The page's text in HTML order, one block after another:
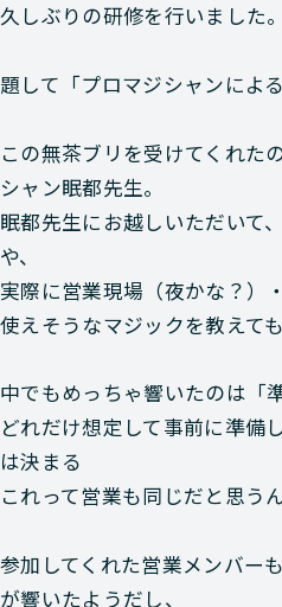
久しぶりの研修を行いました。
題して「プロマジシャンによ
この無茶ブリを受けてくれた
シャン眠都先生。
眠都先生にお越しいただいて
や、
実際に営業現場（夜かな？）
使えそうなマジックを教えて
中でもめっちゃ響いたのは「
どれだけ想定して事前に準備
は決まる
これって営業も同じだと思うん
参加してくれた営業メンバー
が響いたようだし、